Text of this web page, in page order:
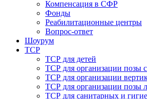
Компенсация в СФР
Фонды
Реабилитационные центры
Вопрос-ответ
Шоурум
ТСР
ТСР для детей
ТСР для организации позы
ТСР для организации
ТСР для организации позы
ТСР для санитарных и